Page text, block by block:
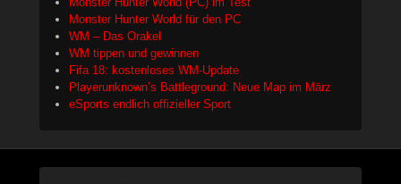
Monster Hunter World für den PC
WM – Das Orakel
WM tippen und gewinnen
Fifa 18: kostenloses WM-Update
Playerunknown’s Battleground: Neue Map im März
eSports endlich offizieller Sport